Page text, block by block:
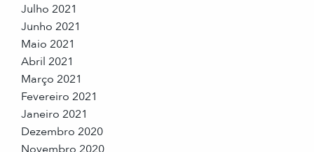
Julho 2021
Junho 2021
Maio 2021
Abril 2021
Março 2021
Fevereiro 2021
Janeiro 2021
Dezembro 2020